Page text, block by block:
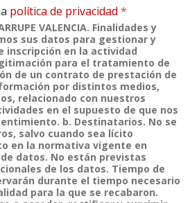
política de privacidad *
VALENCIA. Finalidades y
sus datos para gestionar y
inscripción en la actividad
para el tratamiento de
de un contrato de prestación de
por distintos medios,
relacionado con nuestros
en el supuesto de que nos
b. Destinatarios. No se
salvo cuando sea lícito
en la normativa vigente en
datos. No están previstas
de los datos. Tiempo de
durante el tiempo necesario
para la que se recabaron.